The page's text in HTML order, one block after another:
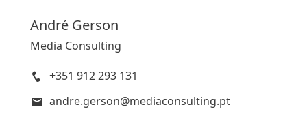
André Gerson
Media Consulting
+351 912 293 131
andre.gerson@mediaconsulting.pt